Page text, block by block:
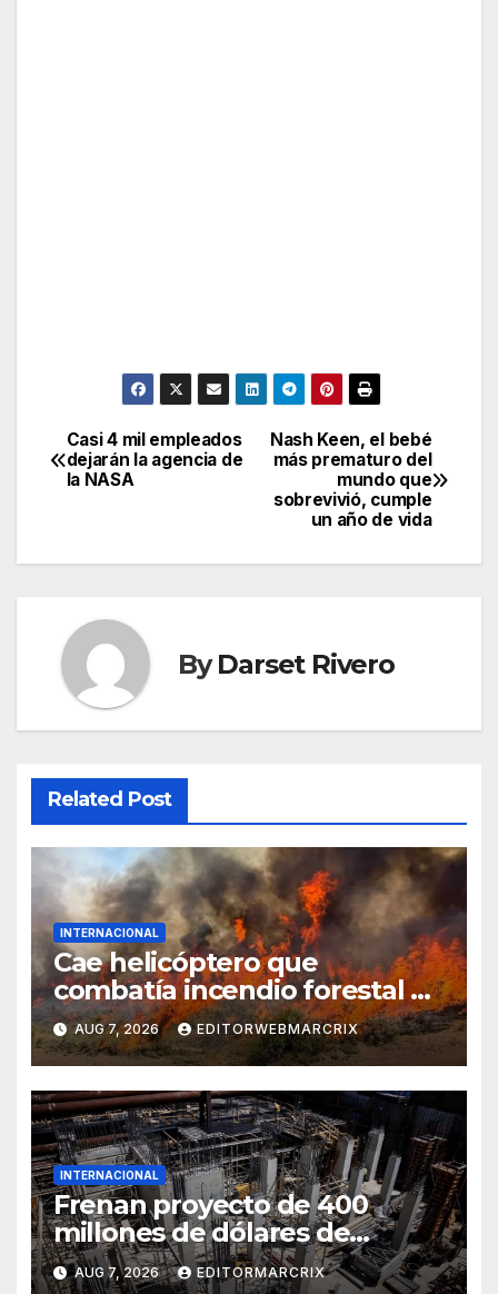
Post
navigation
Nash Keen, el bebé
más prematuro del
mundo que
sobrevivió, cumple
un año de vida
Casi 4 mil empleados
dejarán la agencia de
la NASA
ByDarset Rivero
Related Post
INTERNACIONAL
Cae helicóptero que
combatía incendio forestal en
Utah
AUG 7, 2026 EDITORWEBMARCRIX
INTERNACIONAL
Frenan proyecto de 400
millones de dólares de
Trump en la Casa Blanca
AUG 7, 2026 EDITORMARCRIX